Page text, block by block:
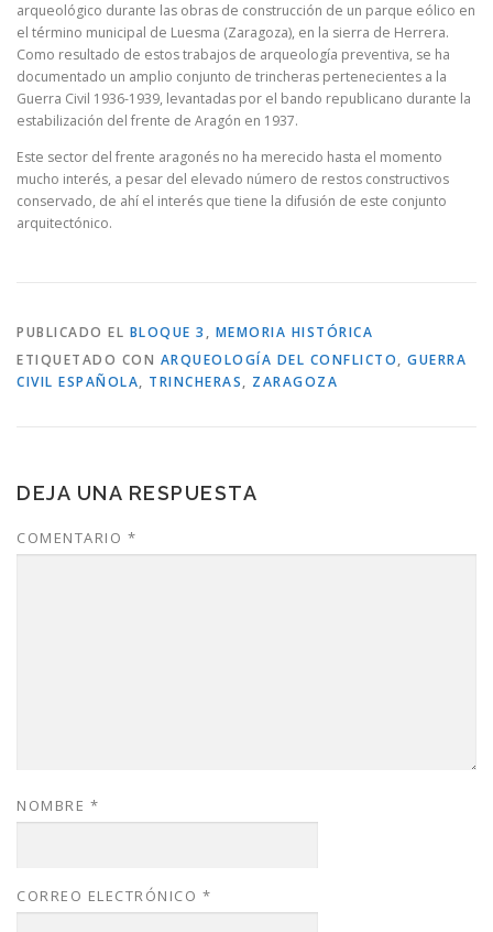
arqueológico durante las obras de construcción de un parque eólico en
el término municipal de Luesma (Zaragoza), en la sierra de Herrera.
Como resultado de estos trabajos de arqueología preventiva, se ha
documentado un amplio conjunto de trincheras pertenecientes a la
Guerra Civil 1936-1939, levantadas por el bando republicano durante la
estabilización del frente de Aragón en 1937.
Este sector del frente aragonés no ha merecido hasta el momento
mucho interés, a pesar del elevado número de restos constructivos
conservado, de ahí el interés que tiene la difusión de este conjunto
arquitectónico.
PUBLICADO EL BLOQUE 3 , MEMORIA HISTÓRICA
ETIQUETADO CON ARQUEOLOGÍA DEL CONFLICTO , GUERRA
CIVIL ESPAÑOLA, TRINCHERAS, ZARAGOZA
DEJA UNA RESPUESTA
COMENTARIO *
NOMBRE *
CORREO ELECTRÓNICO *